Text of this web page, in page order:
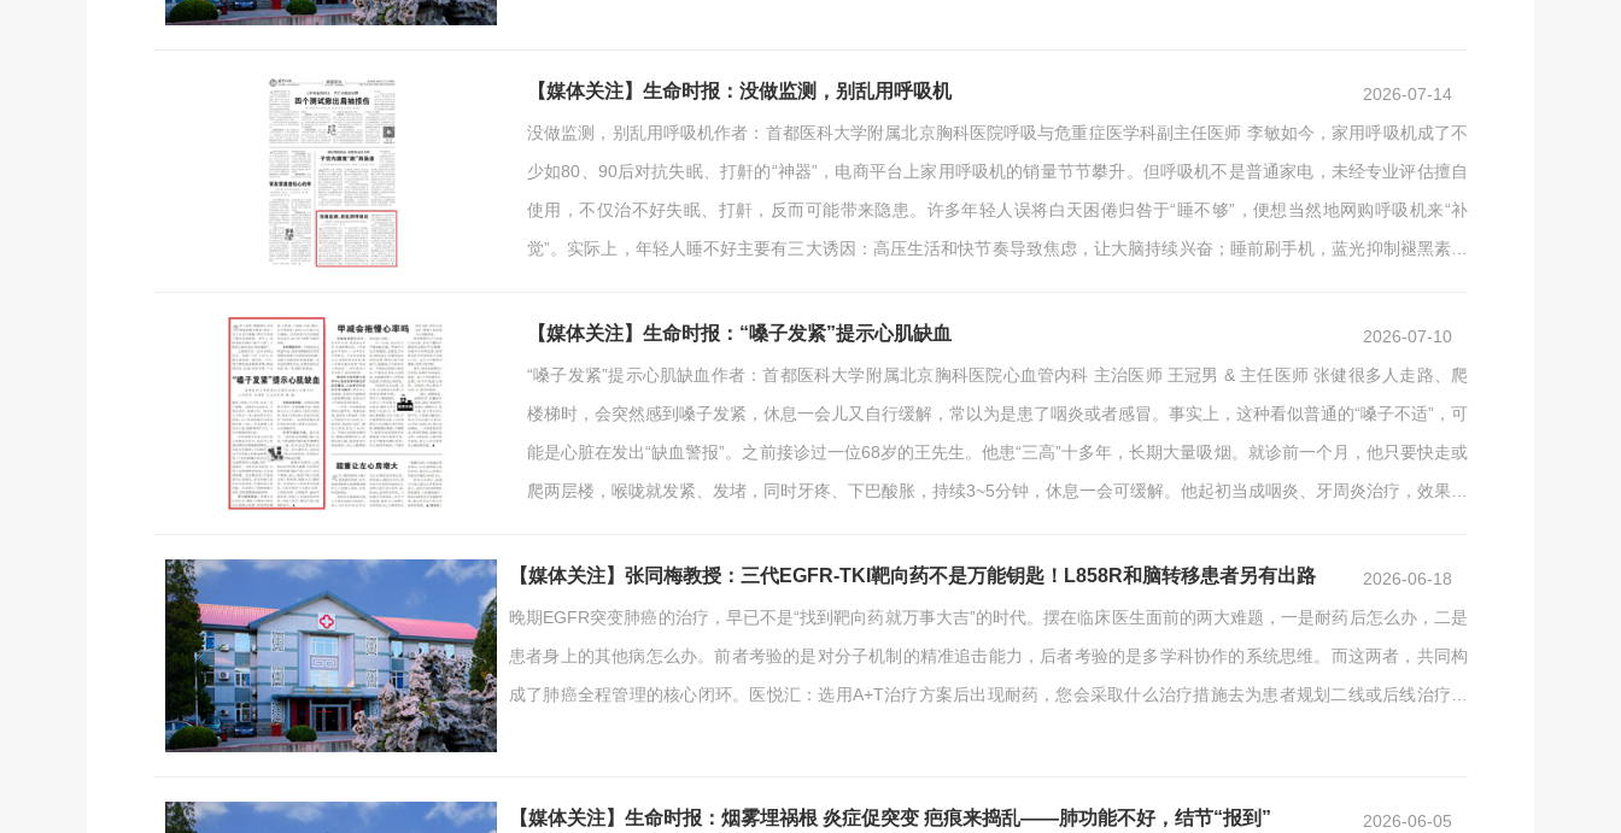
早期筛查、鞘内注射治疗、疗效科学评估等…
【媒体关注】生命时报：没做监测，别乱用呼吸机
2026-07-14
没做监测，别乱用呼吸机作者：首都医科大学附属北京胸科医院呼吸与危重症医学科副主任医师 李敏如今，家用呼吸机成了不
少如80、90后对抗失眠、打鼾的“神器”，电商平台上家用呼吸机的销量节节攀升。但呼吸机不是普通家电，未经专业评估擅自
使用，不仅治不好失眠、打鼾，反而可能带来隐患。许多年轻人误将白天困倦归咎于“睡不够”，便想当然地网购呼吸机来“补
觉”。实际上，年轻人睡不好主要有三大诱因：高压生活和快节奏导致焦虑，让大脑持续兴奋；睡前刷手机，蓝光抑制褪黑素分
的是病情延误风险。失眠、早醒往往源于焦虑、…
【媒体关注】生命时报：“嗓子发紧”提示心肌缺血
2026-07-10
“嗓子发紧”提示心肌缺血作者：首都医科大学附属北京胸科医院心血管内科 主治医师 王冠男 & 主任医师 张健很多人走路、爬
楼梯时，会突然感到嗓子发紧，休息一会儿又自行缓解，常以为是患了咽炎或者感冒。事实上，这种看似普通的“嗓子不适”，可
能是心脏在发出“缺血警报”。之前接诊过一位68岁的王先生。他患“三高”十多年，长期大量吸烟。就诊前一个月，他只要快走或
爬两层楼，喉咙就发紧、发堵，同时牙疼、下巴酸胀，持续3~5分钟，休息一会可缓解。他起初当成咽炎、牙周炎治疗，效果不
后，王先生病情好转出院。活动后嗓子发…
【媒体关注】张同梅教授：三代EGFR-TKI靶向药不是万能钥匙！L858R和脑转移患者另有出路
2026-06-18
晚期EGFR突变肺癌的治疗，早已不是“找到靶向药就万事大吉”的时代。摆在临床医生面前的两大难题，一是耐药后怎么办，二是
患者身上的其他病怎么办。前者考验的是对分子机制的精准追击能力，后者考验的是多学科协作的系统思维。而这两者，共同构
成了肺癌全程管理的核心闭环。医悦汇：选用A+T治疗方案后出现耐药，您会采取什么治疗措施去为患者规划二线或后线治疗？
靠活检明确耐药靶点是优化后线治疗的首要举…
【媒体关注】生命时报：烟雾埋祸根 炎症促突变 疤痕来捣乱——肺功能不好，结节“报到”
2026-06-05